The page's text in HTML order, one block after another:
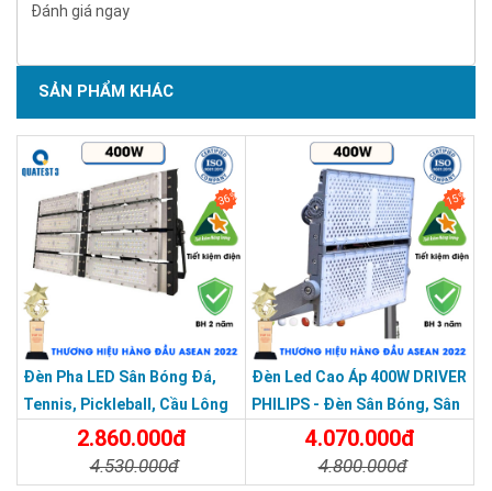
Đánh giá ngay
SẢN PHẨM KHÁC
36%
Đèn Pha LED Sân Bóng Đá,
Tennis, Pickleball, Cầu Lông
Module 400w2.860.000đ
4.530.000đ
15%
Đèn Led Cao Áp 400W DRIVER
PHILIPS - Đèn Sân Bóng, Sân
Pickleball Module 400W
4.070.000đ
4.800.000đ